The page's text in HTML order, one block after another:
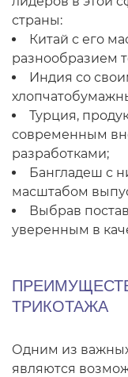
страны:
Китай с его
разнообразием
Индия со
Турция,
современным
разработками;
Бангладеш с
масштабом
Выбрав
уверенным в
ТРИКОТАЖА
Одним из
являются